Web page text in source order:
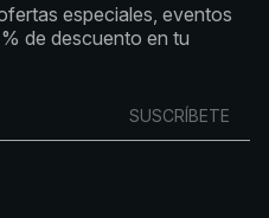
especiales, eventos
de descuento en tu
SUSCRÍBETE